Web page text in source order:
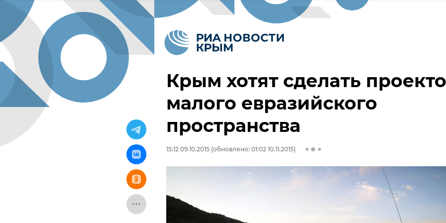
Крым хотят сделать
малого евразийского
пространства
15:12 09.10.2015 (обновлено: 01:02 10.11.2015)